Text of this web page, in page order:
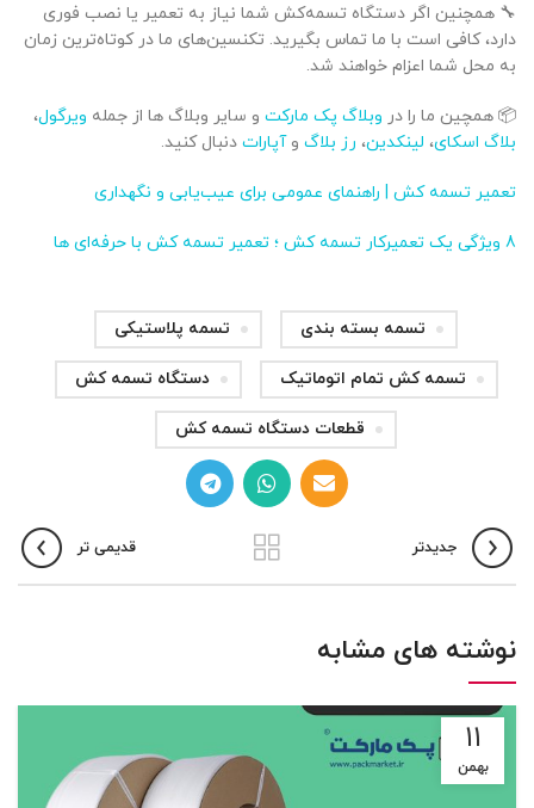
🔧 همچنین اگر دستگاه تسمه‌کش شما نیاز به تعمیر یا نصب فوری
دارد، کافی است با ما تماس بگیرید. تکنسین‌های ما در کوتاه‌ترین زمان
به محل شما اعزام خواهند شد.
📦 همچین ما را در وبلاگ پک مارکت و سایر وبلاگ ها از جمله ویرگول،
بلاگ اسکای، لینکدین، رز بلاگ وآپارات دنبال کنید.
تعمیر تسمه کش | راهنمای عمومی برای عیب‌یابی و نگهداری
8 ویژگی یک تعمیرکار تسمه کش ؛ تعمیر تسمه کش با حرفه‌ای ها
تسمه بسته بندی تسمه پلاستیکی
تسمه کش تمام اتوماتیک دستگاه تسمه کش
قطعات دستگاه تسمه کش
جدیدتر قدیمی تر
نوشته های مشابه
۱۱
بهمن